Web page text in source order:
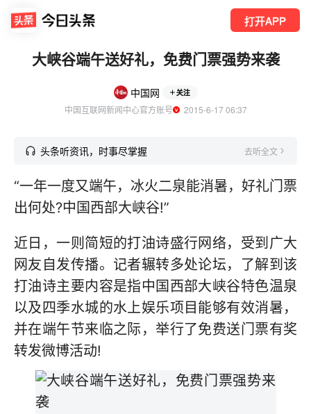
打开APP
大峡谷端午送好礼，免费门票强势来袭
中国网 关注
中国互联网新闻中心官方账号
  2015-6-17 06:37
头条听资讯，时事尽掌握 去听全文
“一年一度又端午，冰火二泉能消暑，好礼门票
出何处?中国西部大峡谷!”
近日，一则简短的打油诗盛行网络，受到广大
网友自发传播。记者辗转多处论坛，了解到该
打油诗主要内容是指中国西部大峡谷特色温泉
以及四季水城的水上娱乐项目能够有效消暑，
并在端午节来临之际，举行了免费送门票有奖
转发微博活动!